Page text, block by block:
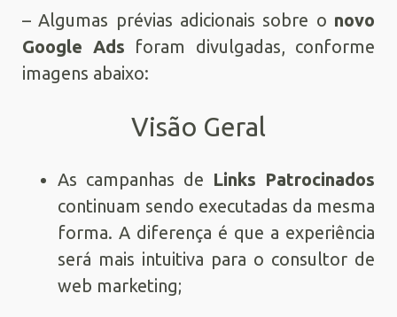
– Algumas prévias adicionais sobre o novo
Google Ads foram divulgadas, conforme
imagens abaixo:
Visão Geral
As campanhas de Links Patrocinados
continuam sendo executadas da mesma
forma. A diferença é que a experiência
será mais intuitiva para o consultor de
web marketing;